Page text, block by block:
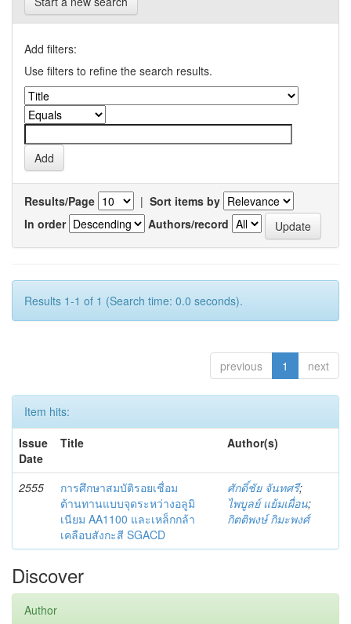
Add filters:
Use filters to refine the search results.
Results/Page | Sort items by
In order
Authors/record
Results 1-1 of 1 (Search time: 0.0 seconds).
previous 1 next
Item hits:
Issue
Date
Title Author(s)
2555
การศึกษาสมบัติรอยเชื่อม
ต้านทานแบบจุดระหว่างอลูมิ
เนียม AA1100 และเหล็กกล้า
เคลือบสังกะสี SGACD
ศักดิ์ชัย จันทศรี;
ไพบูลย์ แย้มเผื่อน;
กิตติพงษ์ กิมะพงศ์
Discover
Author